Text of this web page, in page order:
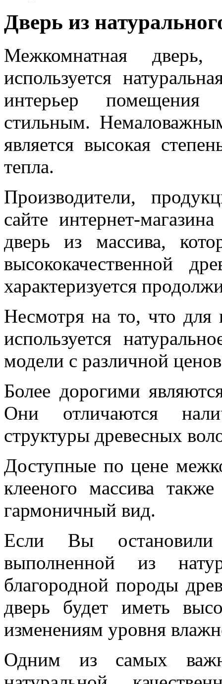
Дверь из
Межкомнатная дверь,
используется
интерьер помещения
стильным.
является высокая
тепла.
Производители,
сайте интернет-
дверь из массива,
высококачественной
характеризуется
Несмотря на то, что для
используется
модели с различной
Более дорогими
Они отличаются
структуры древесных
Доступные по цене
клееного массива
гармоничный вид.
Если Вы
выполненной из
благородной породы
дверь будет иметь
изменениям уровня
Одним из самых